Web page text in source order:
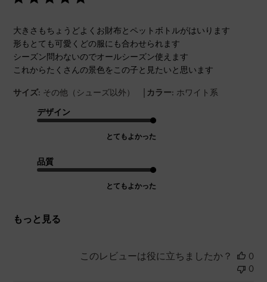
大きさもちょうどよくお財布とペットボトルがはいります
形もとても可愛くどの服にも合わせられます
シーズン問わないのでオールシーズン使えます
これからたくさんの景色をこの子と見たいと思います
サイズ: その他（シューズ以外） | カラー: ホワイト系
デザイン
とてもよかった
品質
とてもよかった
もっと見る
このレビューは役に立ちましたか？
0
0